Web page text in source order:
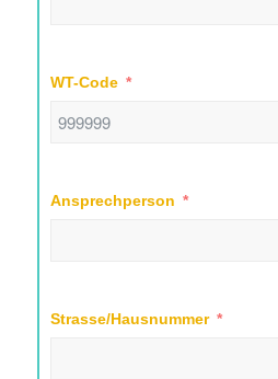
WT-Code
Ansprechperson
Strasse/Hausnummer